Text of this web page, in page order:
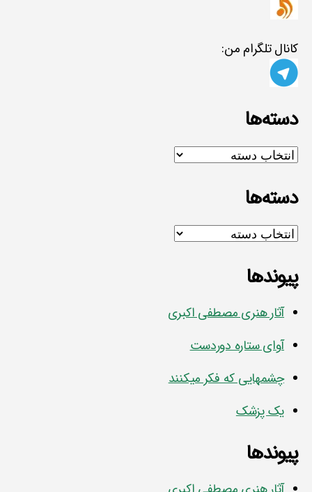
کانال تلگرام من:
دسته‌ها
دسته‌ها
دسته‌ها
دسته‌ها
پیوندها
آثار هنری مصطفی اکبری
آوای ستاره دوردست
چشمهایی که فکر میکنند
یک پزشک
پیوندها